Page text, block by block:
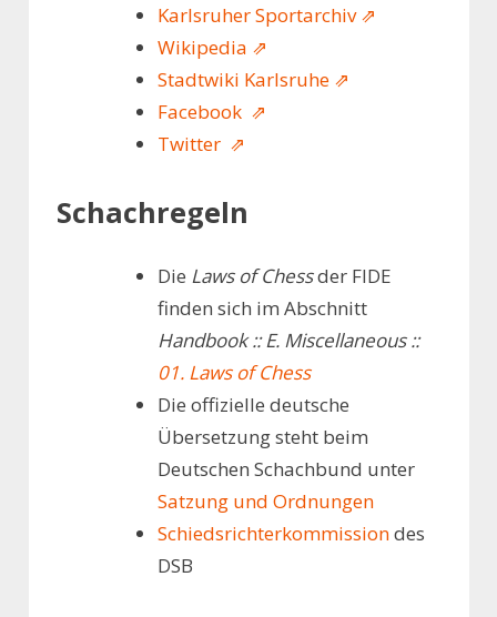
Karlsruher Sportarchiv ⇗
Wikipedia ⇗
Stadtwiki Karlsruhe ⇗
Facebook ⇗
Twitter ⇗
Schachregeln
Die Laws of Chessder FIDE
finden sich im Abschnitt
Handbook :: E. Miscellaneous ::
01. Laws of Chess
Die offizielle deutsche
Übersetzung steht beim
Deutschen Schachbund unter
Satzung und Ordnungen
Schiedsrichterkommissiondes
DSB